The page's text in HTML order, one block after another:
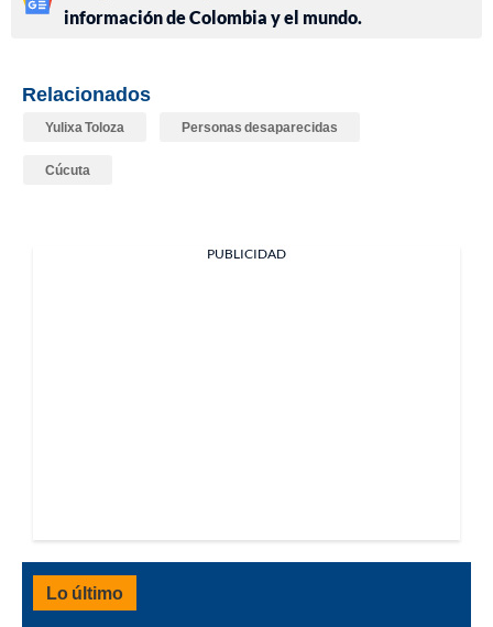
información de Colombia y el mundo.
Relacionados
Yulixa Toloza Personas desaparecidas
Cúcuta
PUBLICIDAD
Lo último